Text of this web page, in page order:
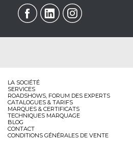
LA SOCIÉTÉ
SERVICES
ROADSHOWS, FORUM DES EXPERTS
CATALOGUES & TARIFS
MARQUES & CERTIFICATS
TECHNIQUES MARQUAGE
BLOG
CONTACT
CONDITIONS GÉNÉRALES DE VENTE